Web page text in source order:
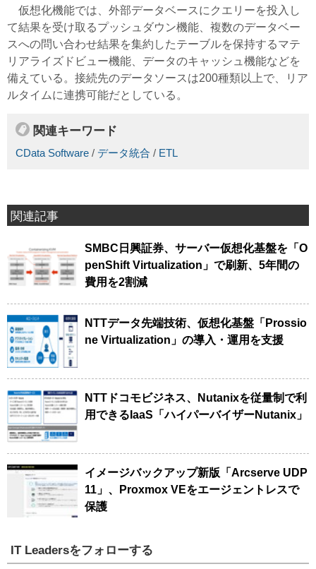
仮想化機能では、外部データベースにクエリーを投入し
て結果を受け取るプッシュダウン機能、複数のデータベー
スへの問い合わせ結果を集約したテーブルを保持するマテ
リアライズドビュー機能、データのキャッシュ機能などを
備えている。接続先のデータソースは200種類以上で、リア
ルタイムに連携可能だとしている。
関連キーワード
CData Software / データ統合 / ETL
関連記事
SMBC日興証券、サーバー仮想化基盤を「O
penShift Virtualization」で刷新、5年間の
費用を2割減
NTTデータ先端技術、仮想化基盤「Prossio
ne Virtualization」の導入・運用を支援
NTTドコモビジネス、Nutanixを従量制で利
用できるIaaS「ハイパーバイザーNutanix」
イメージバックアップ新版「Arcserve UDP
11」、Proxmox VEをエージェントレスで
保護
IT Leadersをフォローする